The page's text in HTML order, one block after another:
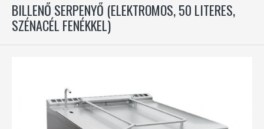
BILLENŐ SERPENYŐ (ELEKTROMOS, 50 LITERES,
SZÉNACÉL FENÉKKEL)